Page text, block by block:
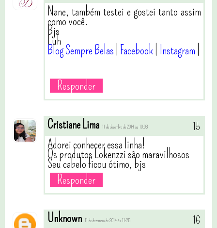
Nane, também testei e gostei tanto assim
como você.
Bjs
Luh
Blog Sempre Belas Facebook Instagram
Responder
Cristiane Lima 11 de dezembro de 2014 às 10:08
Adorei conhecer essa linha!
Os produtos Lokenzzi são maravilhosos
Seu cabelo ficou ótimo, bjs
Responder
Unknown 11 de dezembro de 2014 às 11:25